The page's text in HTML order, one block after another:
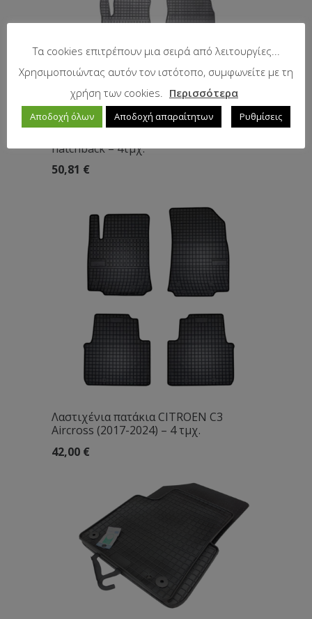
hatchback – 4τμχ.
50,81 €
Λαστιχένια πατάκια CITROEN C3
Aircross (2017-2024) – 4 τμχ.
42,00 €
Τα cookies επιτρέπουν μια σειρά από λειτουργίες...
Χρησιμοποιώντας αυτόν τον ιστότοπο, συμφωνείτε με τη
χρήση των cookies. Περισσότερα
Αποδοχή όλων Αποδοχή απαραίτητων Ρυθμίσεις